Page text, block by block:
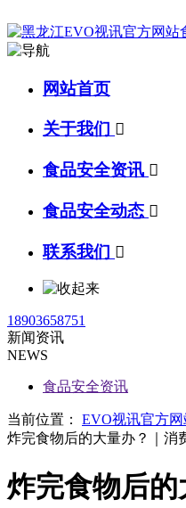
网站首页
关于我们 
食品安全资讯 
食品安全动态 
联系我们 
18903658751
新闻资讯
NEWS
食品安全资讯
当前位置： EVO视讯官方网
炸完食物后的大量办？｜消
炸完食物后